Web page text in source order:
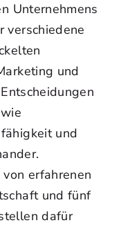
Unternehmens
verschiedene
und
und
erfahrenen
und fünf
dafür